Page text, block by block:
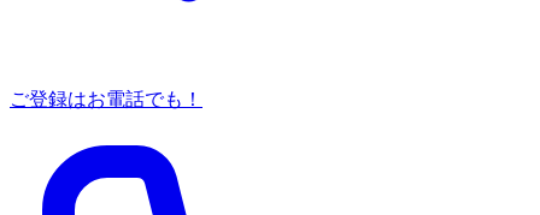
ご登録はお電話でも！